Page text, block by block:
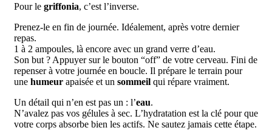
Pour le griffonia, c’est l’inverse.
Prenez-le en fin de journée. Idéalement, après votre dernier
repas.
1 à 2 ampoules, là encore avec un grand verre d’eau.
Son but ? Appuyer sur le bouton “off” de votre cerveau. Fini de
repenser à votre journée en boucle. Il prépare le terrain pour
une humeur apaisée et un sommeil qui répare vraiment.
Un détail qui n’en est pas un : l’eau.
N’avalez pas vos gélules à sec. L’hydratation est la clé pour que
votre corps absorbe bien les actifs. Ne sautez jamais cette étape.